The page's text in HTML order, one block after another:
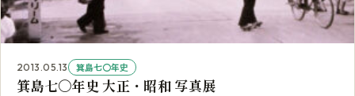
2013.05.13 箕島七〇年史
箕島七〇年史 大正・昭和 写真展